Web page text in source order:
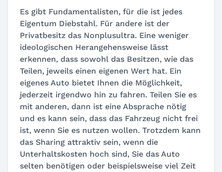
Es gibt Fundamentalisten, für die ist jedes
Eigentum Diebstahl. Für andere ist der
Privatbesitz das Nonplusultra. Eine weniger
ideologischen Herangehensweise lässt
erkennen, dass sowohl das Besitzen, wie das
Teilen, jeweils einen eigenen Wert hat. Ein
eigenes Auto bietet Ihnen die Möglichkeit,
jederzeit irgendwo hin zu fahren. Teilen Sie es
mit anderen, dann ist eine Absprache nötig
und es kann sein, dass das Fahrzeug nicht frei
ist, wenn Sie es nutzen wollen. Trotzdem kann
das Sharing attraktiv sein, wenn die
Unterhaltskosten hoch sind, Sie das Auto
selten benötigen oder beispielsweise viel Zeit